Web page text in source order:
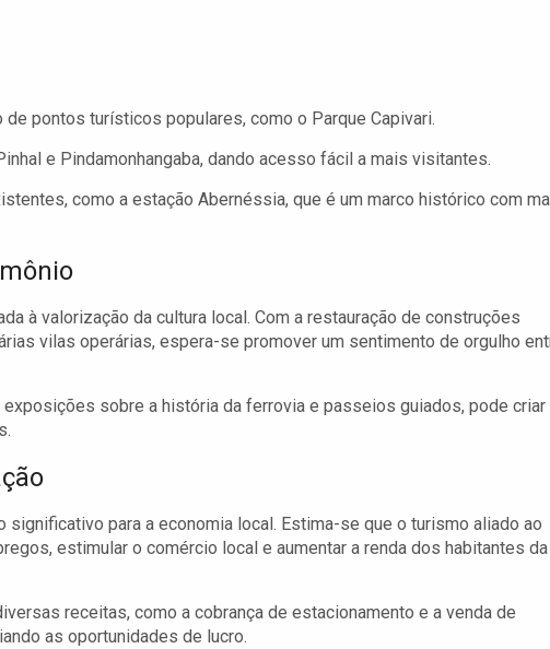
pontos turísticos populares, como o Parque Capivari.
e Pindamonhangaba, dando acesso fácil a mais visitantes.
como a estação Abernéssia, que é um marco histórico com
à valorização da cultura local. Com a restauração de construções
vilas operárias, espera-se promover um sentimento de orgulho
sobre a história da ferrovia e passeios guiados, pode criar
para a economia local. Estima-se que o turismo aliado ao
estimular o comércio local e aumentar a renda dos habitantes da
receitas, como a cobrança de estacionamento e a venda de
as oportunidades de lucro.